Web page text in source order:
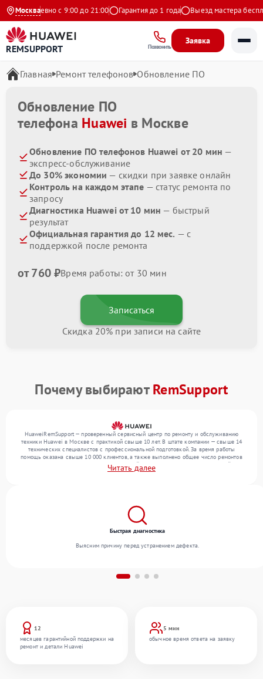
Москва
Ежедневно с 9:00 до 21:00 Гарантия до 1 года Выезд мастера
REMSUPPORT Позвонить
Заявка
Главная Ремонт телефонов Обновление ПО
Обновление ПО
телефона Huawei в Москве
Обновление ПО телефонов Huawei от 20 мин —
экспресс-обслуживание
До 30% экономии — скидки при заявке онлайн
Контроль на каждом этапе — статус ремонта по
запросу
Диагностика Huawei от 10 мин — быстрый
результат
Официальная гарантия до 12 мес. — с
поддержкой после ремонта
от 760 ₽Время работы: от 30 мин
Записаться
Скидка 20% при записи на сайте
Почему выбираютRemSupport
HuaweiRemSupport — проверенный сервисный центр по ремонту и обслуживанию
техники Huawei в Москве с практикой свыше 10 лет. В штате компании — свыше 14
технических специалистов с профессиональной подготовкой. За время работы
помощь оказана свыше 10 000 клиентов, а также выполнено общее число ремонтов
превысило 12 000. Ежемесячно в сервисный центр поступает более 300 устройств,
включая , , . Мы беремся за задачи любой сложности и гарантируем высокое
Читать далее
12
месяцев гарантийной поддержки на
ремонт и детали Huawei
5 мин
обычное время ответа на заявку
Быстрая диагностика
Выясним причину перед устранением дефекта.